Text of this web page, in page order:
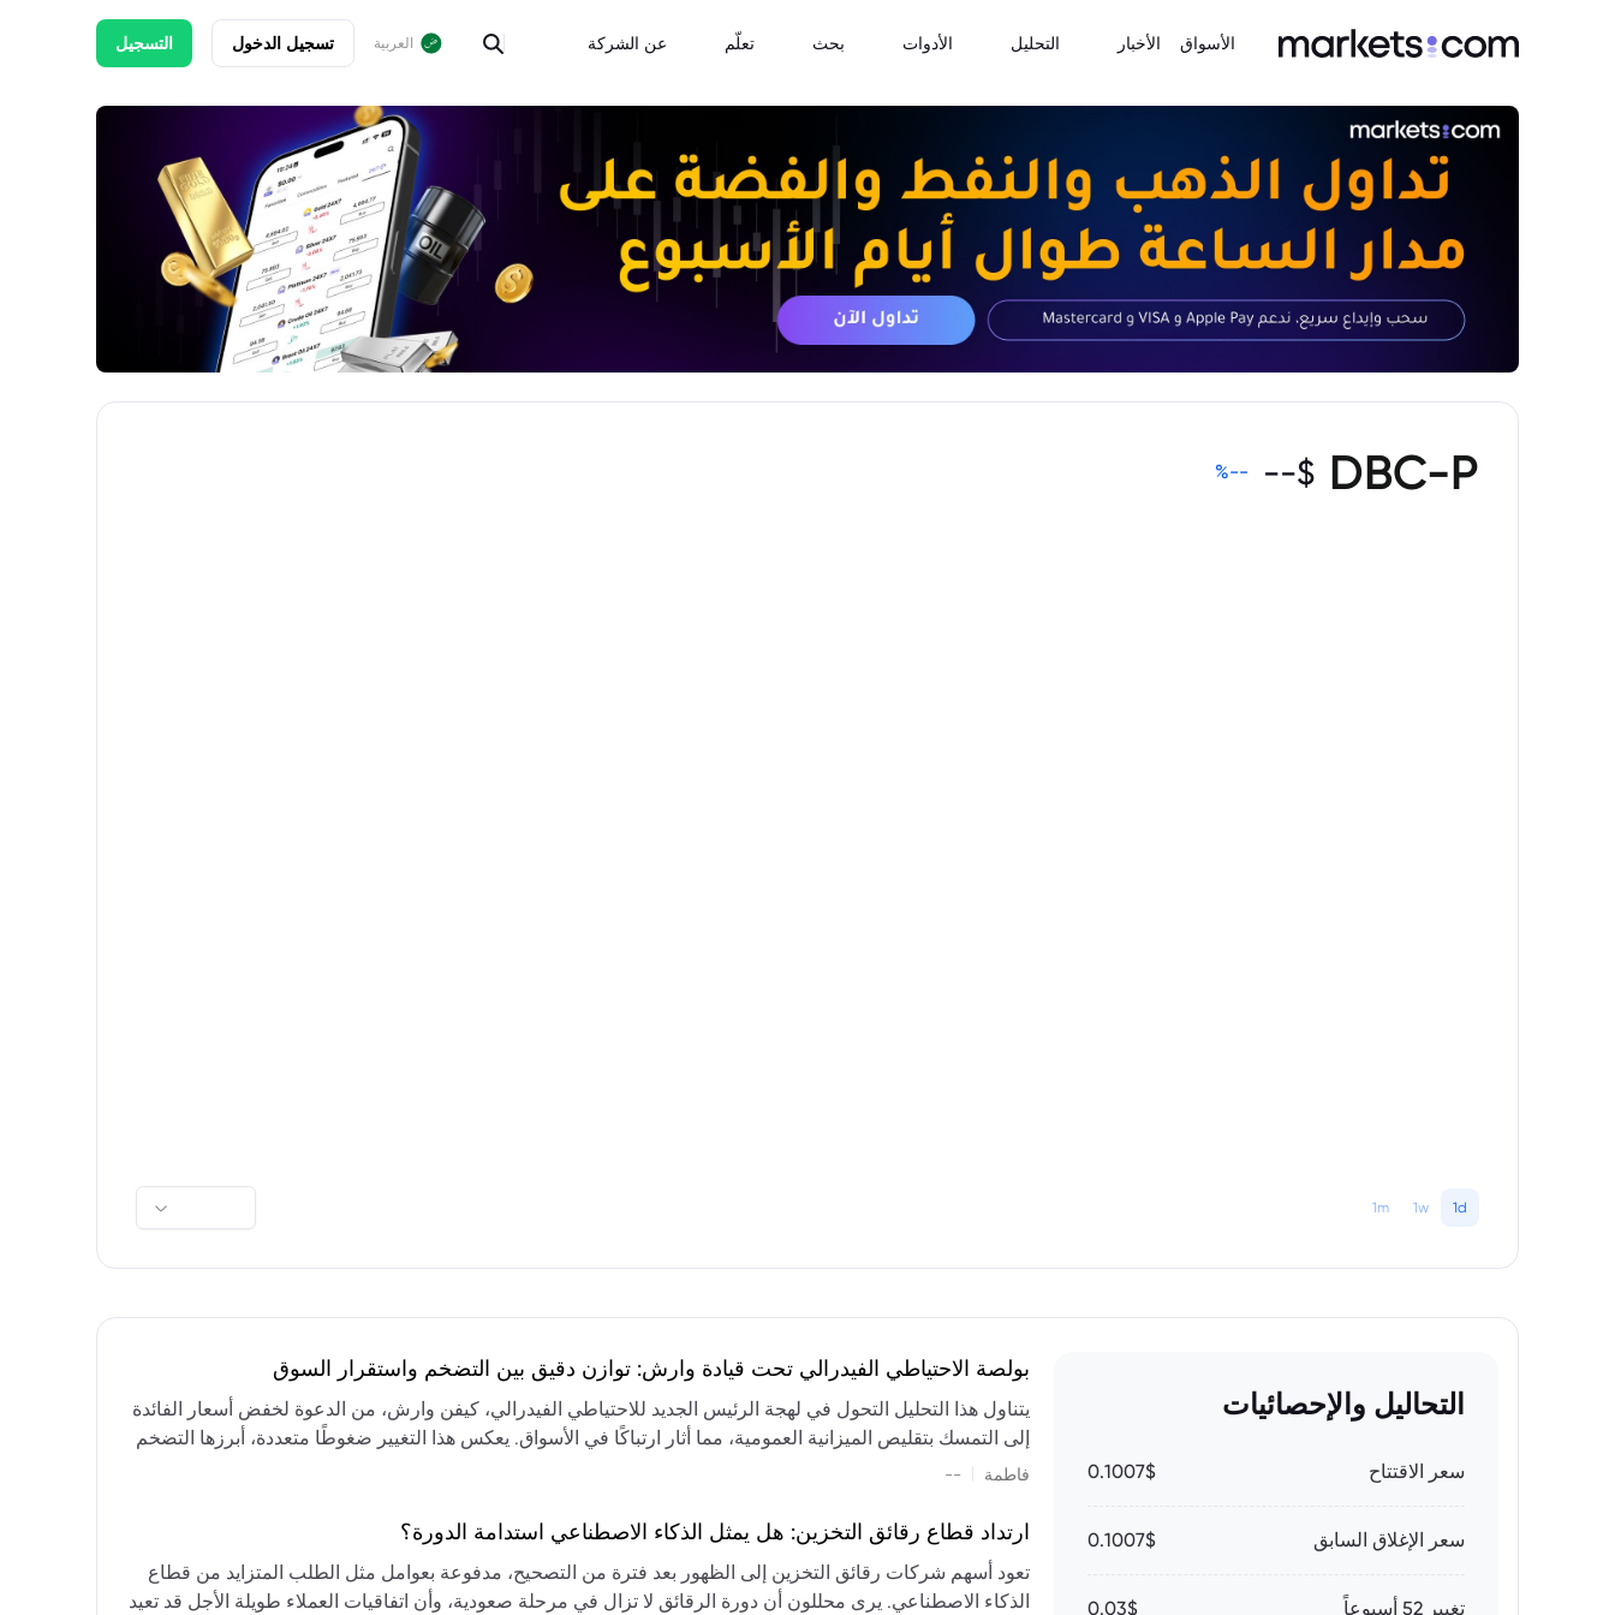
الأسواق الأخبار التحليل الأدوات بحث تعلّم عن الشركة العربية تسجيل الدخول التسجيل
DBC-P
$
--
--
%
1d
1w
1m
التحاليل والإحصائيات
سعر الاقتتاح 0.1007$
سعر الإغلاق السابق 0.1007$
تغيير 52 أسبوعاً 0.03$
بولصة الاحتياطي الفيدرالي تحت قيادة وارش: توازن دقيق بين التضخم واستقرار السوق
يتناول هذا التحليل التحول في لهجة الرئيس الجديد للاحتياطي الفيدرالي، كيفن وارش، من الدعوة لخفض أسعار الفائدة
إلى التمسك بتقليص الميزانية العمومية، مما أثار ارتباكًا في الأسواق. يعكس هذا التغيير ضغوطًا متعددة، أبرزها التضخم
المستمر، والعجز المالي الكبير، والتوترات الجيوسياسية في الشرق الأوسط، التي تقيد خيارات خفض الفائدة أو خفض
وتجنب التدابير الاستفزازية التي قد تزعزع استقرار السوق.
فاطمة --
ارتداد قطاع رقائق التخزين: هل يمثل الذكاء الاصطناعي استدامة الدورة؟
تعود أسهم شركات رقائق التخزين إلى الظهور بعد فترة من التصحيح، مدفوعة بعوامل مثل الطلب المتزايد من قطاع
الذكاء الاصطناعي. يرى محللون أن دورة الرقائق لا تزال في مرحلة صعودية، وأن اتفاقيات العملاء طويلة الأجل قد تعيد